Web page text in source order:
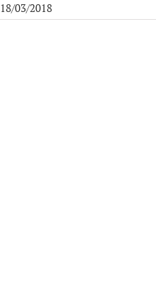
18/03/2018